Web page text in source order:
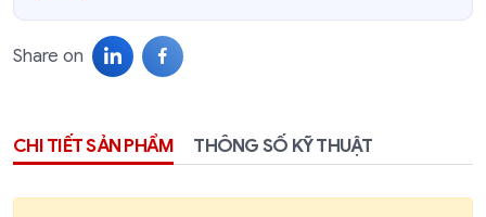
Share on
CHI TIẾT SẢN PHẨM THÔNG SỐ KỸ THUẬT